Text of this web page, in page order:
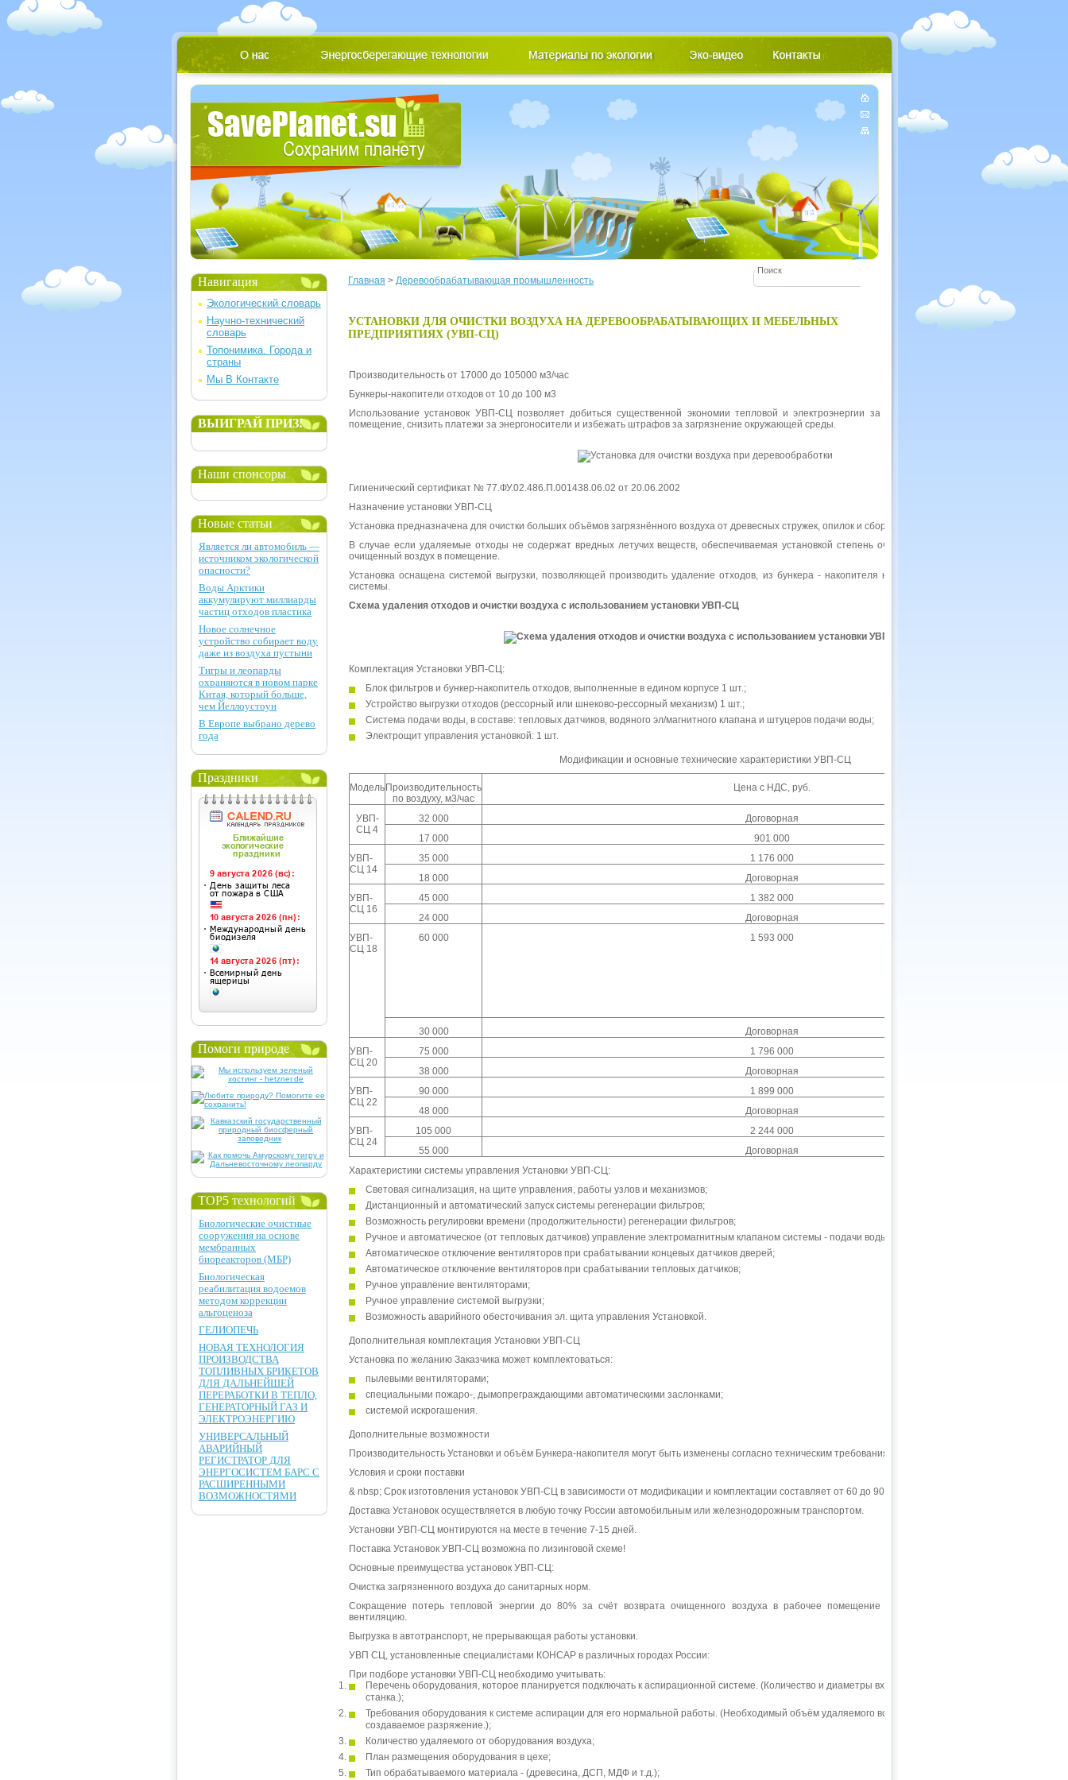
Главная > Деревообрабатывающая промышленность
УСТАНОВКИ ДЛЯ ОЧИСТКИ ВОЗДУХА НА ДЕРЕВООБРАБАТЫВАЮЩИХ И МЕБЕЛЬНЫХ
ПРЕДПРИЯТИЯХ (УВП-СЦ)
Производительность от 17000 до 105000 м3/час
Бункеры-накопители отходов от 10 до 100 м3
Использование установок УВП-СЦ позволяет добиться существенной экономии тепловой и электроэнергии за счёт возврата очищенного воздуха в
помещение, снизить платежи за энергоносители и избежать штрафов за загрязнение окружающей среды.
Гигиенический сертификат № 77.ФУ.02.486.П.001438.06.02 от 20.06.2002
Назначение установки УВП-СЦ
Установка предназначена для очистки больших объёмов загрязнённого воздуха от древесных стружек, опилок и сбора отходов в бункере-накопителе.
В случае если удаляемые отходы не содержат вредных летучих веществ, обеспечиваемая установкой степень очистки воздуха позволяет возвращать
очищенный воздух в помещение.
Установка оснащена системой выгрузки, позволяющей производить удаление отходов, из бункера - накопителя не прекращая работы аспирационной
системы.
Схема удаления отходов и очистки воздуха с использованием установки УВП-СЦ
Комплектация Установки УВП-СЦ:
Блок фильтров и бункер-накопитель отходов, выполненные в едином корпусе 1 шт.;
Устройство выгрузки отходов (рессорный или шнеково-рессорный механизм) 1 шт.;
Система подачи воды, в составе: тепловых датчиков, водяного эл/магнитного клапана и штуцеров подачи воды;
Электрощит управления установкой: 1 шт.
Модификации и основные технические характеристики УВП-СЦ
Модель Производительность
по воздуху, м3/час
Цена с НДС, руб.
УВП-
СЦ 4
32 000
Договорная
17 000
901 000
УВП-
СЦ 14
35 000
1 176 000
18 000
Договорная
УВП-
СЦ 16
45 000
1 382 000
24 000
Договорная
УВП-
СЦ 18
60 000 1 593 000
30 000
Договорная
УВП-
СЦ 20
75 000
1 796 000
38 000
Договорная
УВП-
СЦ 22
90 000
1 899 000
48 000
Договорная
УВП-
СЦ 24
105 000
2 244 000
55 000
Договорная
Характеристики системы управления Установки УВП-СЦ:
Световая сигнализация, на щите управления, работы узлов и механизмов;
Дистанционный и автоматический запуск системы регенерации фильтров;
Возможность регулировки времени (продолжительности) регенерации фильтров;
Ручное и автоматическое (от тепловых датчиков) управление электромагнитным клапаном системы - подачи воды;
Автоматическое отключение вентиляторов при срабатывании концевых датчиков дверей;
Автоматическое отключение вентиляторов при срабатывании тепловых датчиков;
Ручное управление вентиляторами;
Ручное управление системой выгрузки;
Возможность аварийного обесточивания эл. щита управления Установкой.
Дополнительная комплектация Установки УВП-СЦ
Установка по желанию Заказчика может комплектоваться:
пылевыми вентиляторами;
специальными пожаро-, дымопреграждающими автоматическими заслонками;
системой искрогашения.
Дополнительные возможности
Производительность Установки и объём Бункера-накопителя могут быть изменены согласно техническим требованиям Заказчика.
Условия и сроки поставки
& nbsp; Срок изготовления установок УВП-СЦ в зависимости от модификации и комплектации составляет от 60 до 90 дней.
Доставка Установок осуществляется в любую точку России автомобильным или железнодорожным транспортом.
Установки УВП-СЦ монтируются на месте в течение 7-15 дней.
Поставка Установок УВП-СЦ возможна по лизинговой схеме!
Основные преимущества установок УВП-СЦ:
Очистка загрязненного воздуха до санитарных норм.
Сокращение потерь тепловой энергии до 80% за счёт возврата очищенного воздуха в рабочее помещение и сокращение затрат на приточную
вентиляцию.
Выгрузка в автотранспорт, не прерывающая работы установки.
УВП СЦ, установленные специалистами КОНСАР в различных городах России:
При подборе установки УВП-СЦ необходимо учитывать:
Перечень оборудования, которое планируется подключать к аспирационной системе. (Количество и диаметры входов под аспирацию у каждого
станка.);
Требования оборудования к системе аспирации для его нормальной работы. (Необходимый объём удаляемого воздуха, скорость воздушного потока,
создаваемое разряжение.);
Количество удаляемого от оборудования воздуха;
План размещения оборудования в цехе;
Тип обрабатываемого материала - (древесина, ДСП, МДФ и т.д.);
Навигация
Экологический словарь
Научно-технический
словарь
Топонимика. Города и
страны
Мы В Контакте
ВЫИГРАЙ ПРИЗ!
Наши спонсоры
Новые статьи
Является ли автомобиль —
источником экологической
опасности?
Воды Арктики
аккумулируют миллиарды
частиц отходов пластика
Новое солнечное
устройство собирает воду
даже из воздуха пустыни
Тигры и леопарды
охраняются в новом парке
Китая, который больше,
чем Йеллоустоун
В Европе выбрано дерево
года
Праздники
Помоги природе
TOP5 технологий
Биологические очистные
сооружения на основе
мембранных
биореакторов (МБР)
Биологическая
реабилитация водоемов
методом коррекции
альгоценоза
ГЕЛИОПЕЧЬ
НОВАЯ ТЕХНОЛОГИЯ
ПРОИЗВОДСТВА
ТОПЛИВНЫХ БРИКЕТОВ
ДЛЯ ДАЛЬНЕЙШЕЙ
ПЕРЕРАБОТКИ В ТЕПЛО,
ГЕНЕРАТОРНЫЙ ГАЗ И
ЭЛЕКТРОЭНЕРГИЮ
УНИВЕРСАЛЬНЫЙ
АВАРИЙНЫЙ
РЕГИСТРАТОР ДЛЯ
ЭНЕРГОСИСТЕМ БАРС С
РАСШИРЕННЫМИ
ВОЗМОЖНОСТЯМИ